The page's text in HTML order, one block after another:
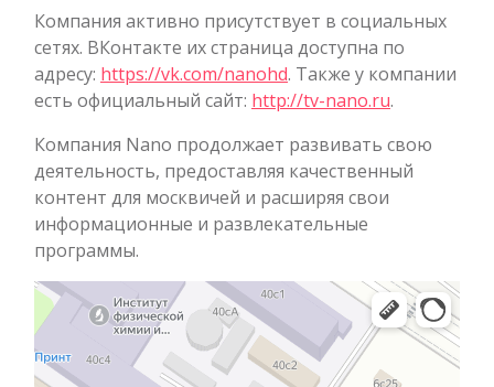
Компания активно присутствует в социальных
сетях. ВКонтакте их страница доступна по
адресу: https://vk.com/nanohd. Также у компании
есть официальный сайт: http://tv-nano.ru.
Компания Nano продолжает развивать свою
деятельность, предоставляя качественный
контент для москвичей и расширяя свои
информационные и развлекательные
программы.